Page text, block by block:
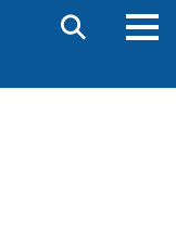
barre